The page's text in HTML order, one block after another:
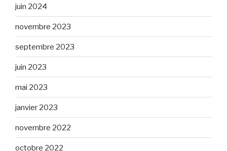
juin 2024
novembre 2023
septembre 2023
juin 2023
mai 2023
janvier 2023
novembre 2022
octobre 2022